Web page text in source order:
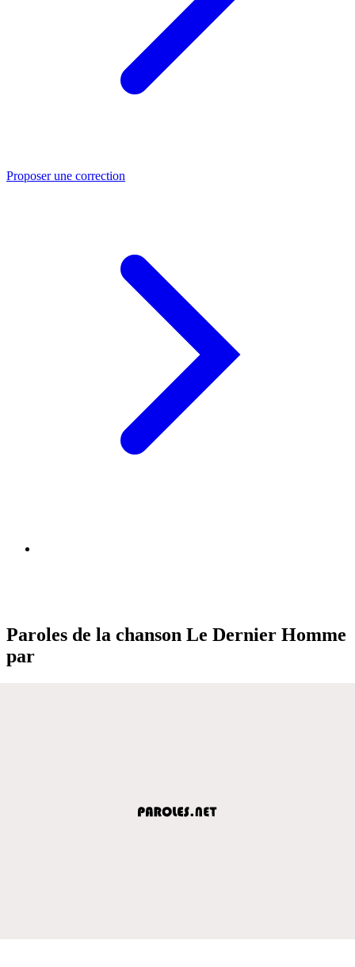
Proposer une correction
Paroles de la chanson Le Dernier Homme
par